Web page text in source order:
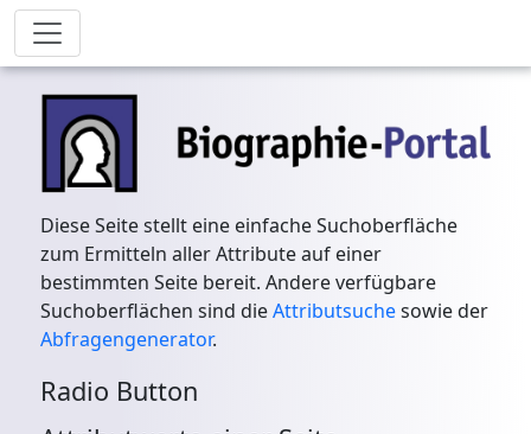
Diese Seite stellt eine einfache Suchoberfläche
zum Ermitteln aller Attribute auf einer
bestimmten Seite bereit. Andere verfügbare
Suchoberflächen sind dieAttributsuchesowie der
Abfragengenerator.
Radio Button